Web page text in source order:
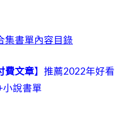
集書單內容目錄
費文章】推薦2022年好看
小說書單